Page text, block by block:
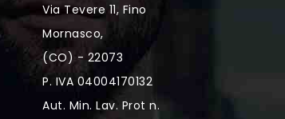
Via Tevere 11, Fino
Mornasco,
(CO) - 22073
P. IVA 04004170132
Aut. Min. Lav. Prot n.